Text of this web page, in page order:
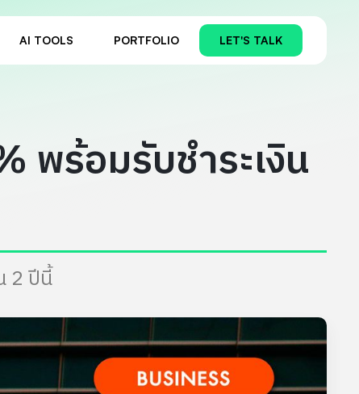
AI TOOLS PORTFOLIO LET'S TALK
พร้อมรับชำระเงิน
2 ปีนี้